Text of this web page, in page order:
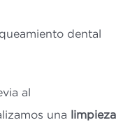
dental
al
una limpieza